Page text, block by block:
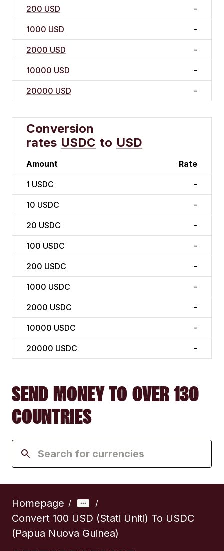
200 USD -
1000 USD -
2000 USD -
10000 USD -
20000 USD -
Conversion
rates USDC to USD
Amount Rate
1 USDC -
10 USDC -
20 USDC -
100 USDC -
200 USDC -
1000 USDC -
2000 USDC -
10000 USDC -
20000 USDC -
SEND MONEY TO OVER 130
COUNTRIES
Homepage / /
Convert 100 USD (Stati Uniti) To USDC
(Papua Nuova Guinea)